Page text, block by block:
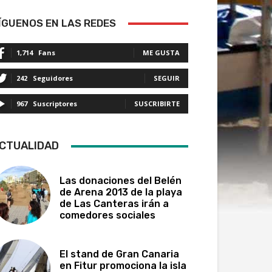
EN LAS REDES
1,714 Fans ME GUSTA
242 Seguidores SEGUIR
967 Suscriptores SUSCRIBIRTE
Las donaciones del Belén
de Arena 2013 de la playa
de Las Canteras irán a
comedores sociales
El stand de Gran Canaria
en Fitur promociona la isla